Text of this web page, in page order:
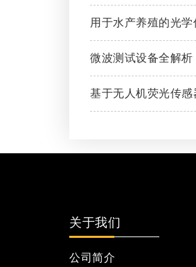
用于水产养殖的光
微波测试设备全解
基于无人机荧光传感
关于我们
公司简介